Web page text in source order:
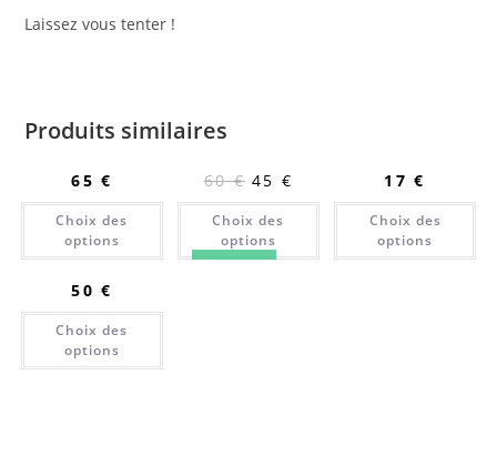
Laissez vous tenter !
Produits similaires
65€
Choix des
options
PROMO !
60€ 45€
Choix des
options
17€
Choix des
options
50€
Choix des
options